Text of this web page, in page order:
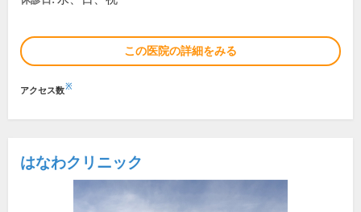
この医院の詳細をみる
アクセス数※
はなわクリニック